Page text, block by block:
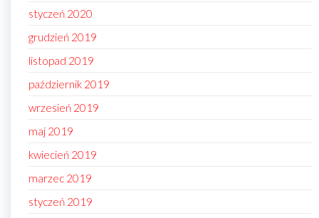
styczeń 2020
grudzień 2019
listopad 2019
październik 2019
wrzesień 2019
maj 2019
kwiecień 2019
marzec 2019
styczeń 2019